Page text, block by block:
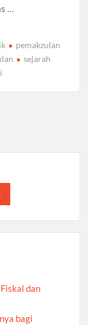
…
pemakzulan
sejarah
dan
bagi